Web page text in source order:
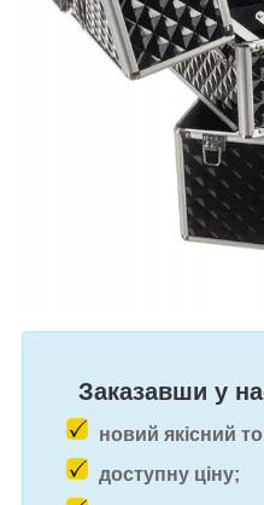
Заказавши у
новий якісний
доступну ціну;